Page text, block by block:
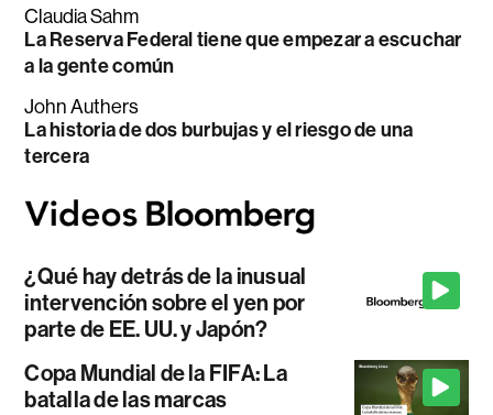
Claudia Sahm
La Reserva Federal tiene que empezar a escuchar
a la gente común
John Authers
La historia de dos burbujas y el riesgo de una
tercera
¿Qué hay detrás de la inusual
intervención sobre el yen por
parte de EE. UU. y Japón?
Copa Mundial de la FIFA: La
batalla de las marcas